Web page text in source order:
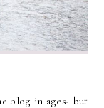
blog in ages- but